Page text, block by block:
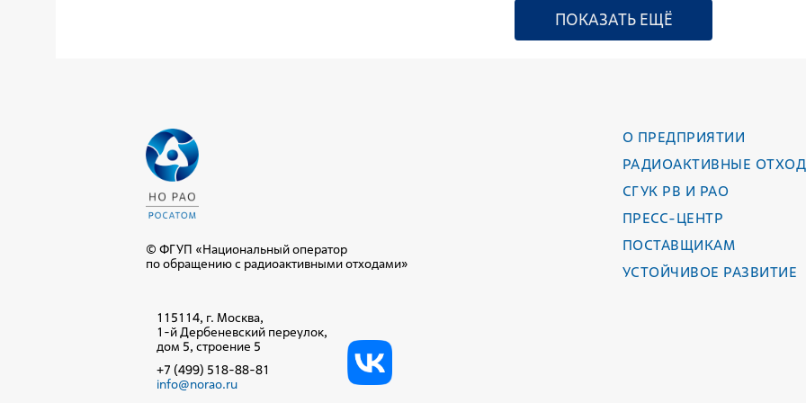
ПОКАЗАТЬ ЕЩЁ
© ФГУП «Национальный оператор
по обращению с радиоактивными отходами»
115114, г. Москва,
1-й Дербеневский переулок,
дом 5, строение 5
+7 (499) 518-88-81
info@norao.ru
О ПРЕДПРИЯТИИ
РАДИОАКТИВНЫЕ
СГУК РВ И РАО
ПРЕСС-ЦЕНТР
ПОСТАВЩИКАМ
УСТОЙЧИВОЕ РАЗВИТИЕ